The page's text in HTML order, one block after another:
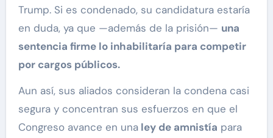
Trump. Si es condenado, su candidatura estaría
en duda, ya que —además de la prisión— una
sentencia firme lo inhabilitaría para competir
por cargos públicos.
Aun así, sus aliados consideran la condena casi
segura y concentran sus esfuerzos en que el
Congreso avance en unaley de amnistía para